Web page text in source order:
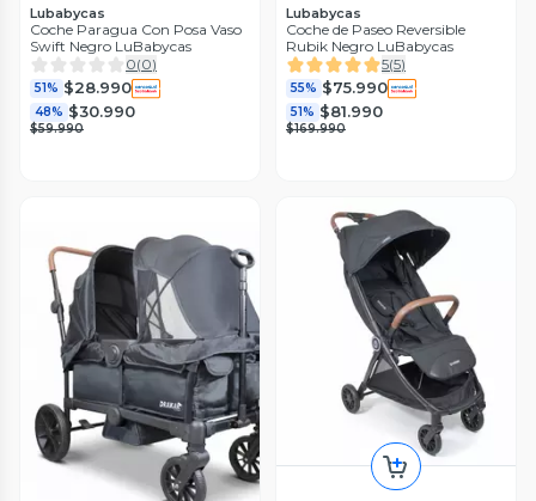
Lubabycas
Coche Paragua Con Posa Vaso
Swift Negro LuBabycas
0(0)
51% $28.990
48% $30.990
$59.990
Lubabycas
Coche de Paseo Reversible
Rubik Negro LuBabycas
5(5)
55% $75.990
51% $81.990
$169.990